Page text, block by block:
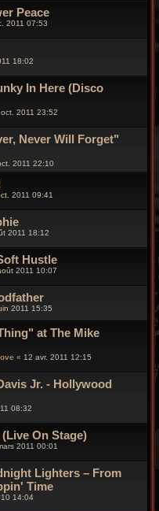
Peace
2011 07:53
18:02
In Here (Disco
2011 23:52
Never Will Forget"
2011 22:10
2011 09:41
2011 18:12
Hustle
2011 10:07
2011 15:35
at The Mike
« 12 avr. 2011 12:15
Jr. - Hollywood
08:32
On Stage)
2011 00:01
Lighters ‎– From
Time
14:04